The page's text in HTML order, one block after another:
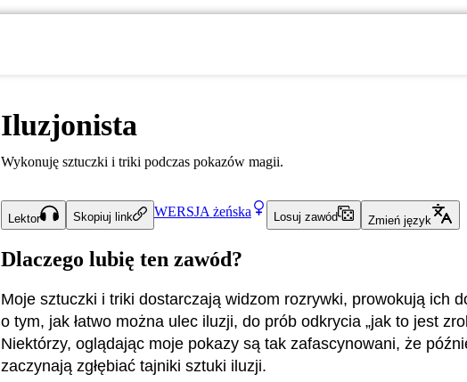
Iluzjonista
Wykonuję sztuczki i triki podczas pokazów magii.
Lektor Skopiuj link WERSJA żeńska Losuj zawód Zmień język
Dlaczego lubię ten zawód?
Moje sztuczki i triki dostarczają widzom rozrywki, prowokują ich
o tym, jak łatwo można ulec iluzji, do prób odkrycia „jak to jest
Niektórzy, oglądając moje pokazy są tak zafascynowani, że
zaczynają zgłębiać tajniki sztuki iluzji.